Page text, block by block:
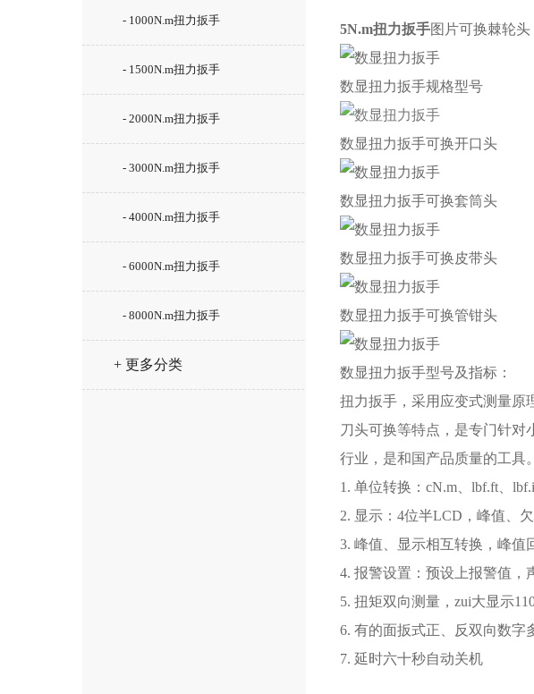
- 1000N.m扭力扳手
- 1500N.m扭力扳手
- 2000N.m扭力扳手
- 3000N.m扭力扳手
- 4000N.m扭力扳手
- 6000N.m扭力扳手
- 8000N.m扭力扳手
+ 更多分类
5N.m扭力扳手图片可换棘轮头
数显扭力扳手规格型号
数显扭力扳手可换开口头
数显扭力扳手可换套筒头
数显扭力扳手可换皮带头
数显扭力扳手可换管钳头
数显扭力扳手型号及指标：
扭力扳手，采用应变式测量原
刀头可换等特点，是专门针
行业，是和国产品质量的工具
1. 单位转换：cN.m、lbf.ft、
2. 显示：4位半LCD，峰值、
3. 峰值、显示相互转换，峰值
4. 报警设置：预设上报警值，
5. 扭矩双向测量，zui大显示
6. 有的面扳式正、反双向数字
7. 延时六十秒自动关机